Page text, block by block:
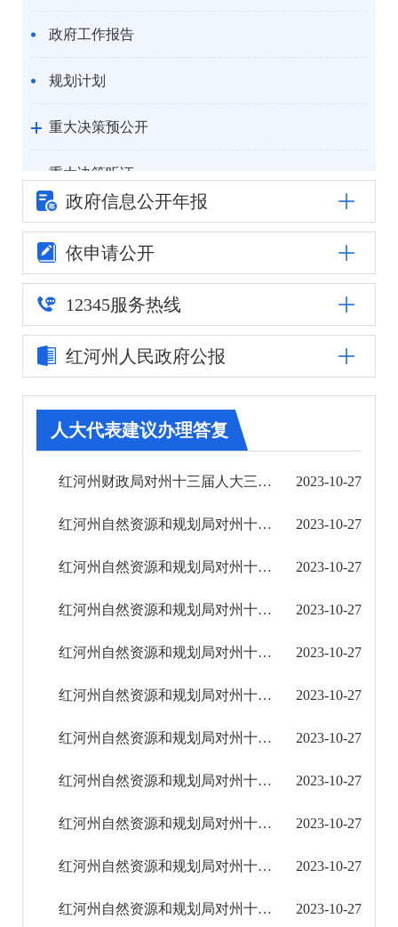
政府工作报告
规划计划
重大决策预公开
重大决策听证
统计信息
自然资源
公安司法
重点领域信息公开
权责清单
人大代表建议办理答复
政协提案办理答复
政府信息公开年报
依申请公开
12345服务热线
红河州人民政府公报
人大代表建议办理答复
红河州财政局对州十三届人大三次会议第252号建议的答复 2023-10-27
红河州自然资源和规划局对州十三届人大三次会议第0362号建议的答复 2023-10-27
红河州自然资源和规划局对州十三届人大三次会议第0357号建议的答复 2023-10-27
红河州自然资源和规划局对州十三届人大三次会议第0354号建议的答复 2023-10-27
红河州自然资源和规划局对州十三届人大三次会议第0346号建议的答复 2023-10-27
红河州自然资源和规划局对州十三届人大三次会议第0321号建议的答复 2023-10-27
红河州自然资源和规划局对州十三届人大三次会议第0230号建议的答复 2023-10-27
红河州自然资源和规划局对州十三届人大三次会议第0152号建议的答复 2023-10-27
红河州自然资源和规划局对州十三届人大三次会议第0108号建议的答复 2023-10-27
红河州自然资源和规划局对州十三届人大三次会议第0009号建议的答复 2023-10-27
红河州自然资源和规划局对州十三届人大三次会议第0008号建议的答复 2023-10-27